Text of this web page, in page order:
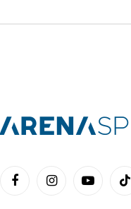
FacebookInstagramYouTube